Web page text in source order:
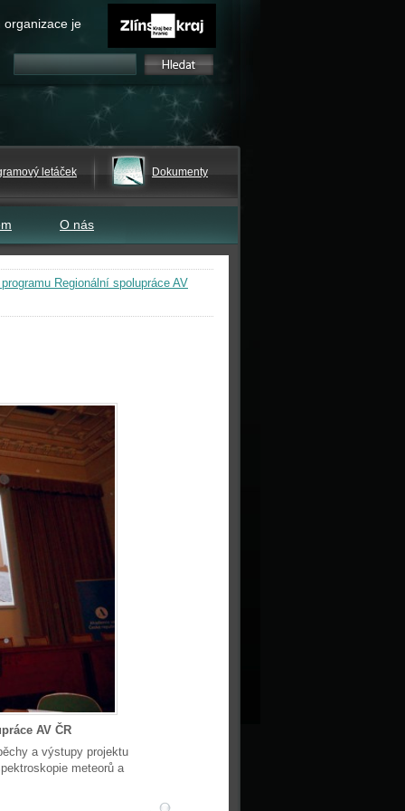
organizace je
letáček Dokumenty
O nás
Regionální spolupráce AV
AV ČR
a výstupy projektu
meteorů a